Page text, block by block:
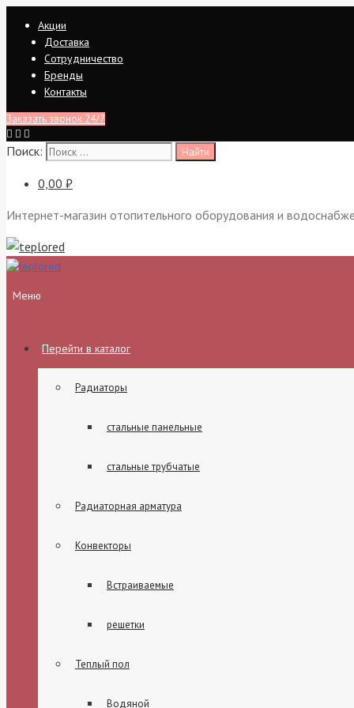
содержимому
Акции
Доставка
Сотрудничество
Бренды
Контакты
Заказать звонок 24/7
Поиск:
0,00 ₽
Интернет-магазин отопительного оборудования и
Меню
Перейти в каталог
Радиаторы
стальные панельные
стальные трубчатые
Радиаторная арматура
Конвекторы
Встраиваемые
решетки
Теплый пол
Водяной